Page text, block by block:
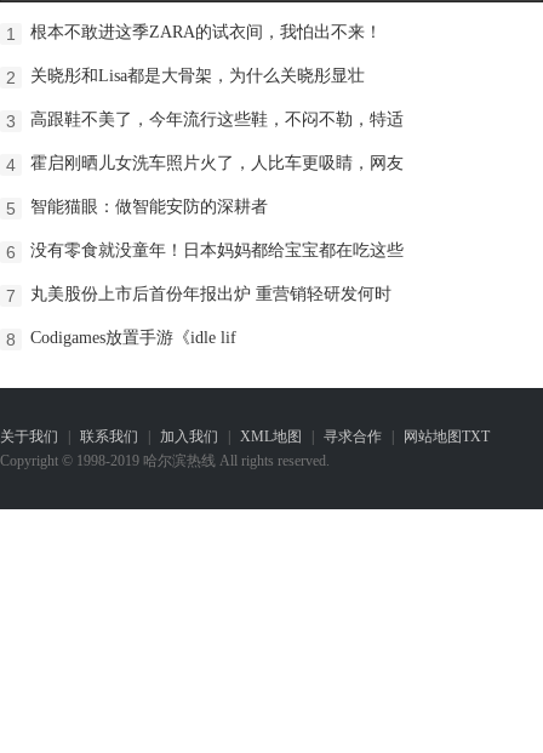
1 根本不敢进这季ZARA的试衣间，我怕出不来！
2 关晓彤和Lisa都是大骨架，为什么关晓彤显壮
3 高跟鞋不美了，今年流行这些鞋，不闷不勒，特适
4 霍启刚晒儿女洗车照片火了，人比车更吸睛，网友
5 智能猫眼：做智能安防的深耕者
6 没有零食就没童年！日本妈妈都给宝宝都在吃这些
7 丸美股份上市后首份年报出炉 重营销轻研发何时
8 Codigames放置手游《idle lif
关于我们 联系我们 加入我们 XML地图 寻求合作 网站地图TXT
Copyright © 1998-2019 哈尔滨热线 All rights reserved.